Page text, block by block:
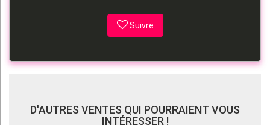
Suivre
D'AUTRES VENTES QUI POURRAIENT VOUS
INTÉRESSER !